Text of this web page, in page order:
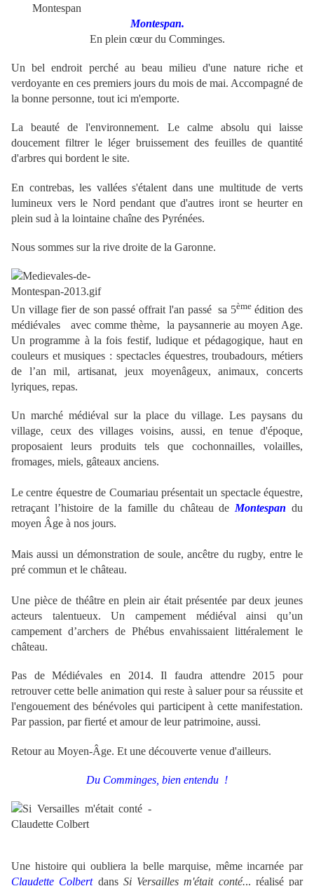
Montespan.
En plein cœur du Comminges.
Un bel endroit perché au beau milieu d'une nature riche et
verdoyante en ces premiers jours du mois de mai. Accompagné de
la bonne personne, tout ici m'emporte.
La beauté de l'environnement. Le calme absolu qui laisse
doucement filtrer le léger bruissement des feuilles de quantité
d'arbres qui bordent le site.
En contrebas, les vallées s'étalent dans une multitude de verts
lumineux vers le Nord pendant que d'autres iront se heurter en
plein sud à la lointaine chaîne des Pyrénées.
Nous sommes sur la rive droite de la Garonne.
Un village fier de son passé offrait l'an passé sa 5èmeédition des
médiévales
avec comme thème, la paysannerie au moyen Age.
Un programme à la fois festif, ludique et pédagogique, haut en
couleurs et musiques : spectacles équestres, troubadours, métiers
de l’an mil, artisanat, jeux moyenâgeux, animaux, concerts
lyriques, repas.
Un marché médiéval sur la place du village. Les paysans du
village, ceux des villages voisins, aussi, en tenue d'époque,
proposaient leurs produits tels que cochonnailles, volailles,
fromages, miels, gâteaux anciens.
Le centre équestre de Coumariau présentait un spectacle équestre,
retraçant l’histoire de la famille du château de Montespan du
moyen Âge à nos jours.
Mais aussi un démonstration de soule, ancêtre du rugby, entre le
pré commun et le château.
Une pièce de théâtre en plein air était présentée par deux jeunes
acteurs talentueux. Un campement médiéval ainsi qu’un
campement d’archers de Phébus envahissaient littéralement le
château.
Pas de Médiévales en 2014. Il faudra attendre 2015 pour
retrouver cette belle animation qui reste à saluer pour sa réussite et
l'engouement des bénévoles qui participent à cette manifestation.
Par passion, par fierté et amour de leur patrimoine, aussi.
Retour au Moyen-Âge. Et une découverte venue d'ailleurs.
Du Comminges, bien entendu !
Une histoire qui oubliera la belle marquise, même incarnée par
Claudette Colbertdans Si Versailles m'était conté... réalisé par